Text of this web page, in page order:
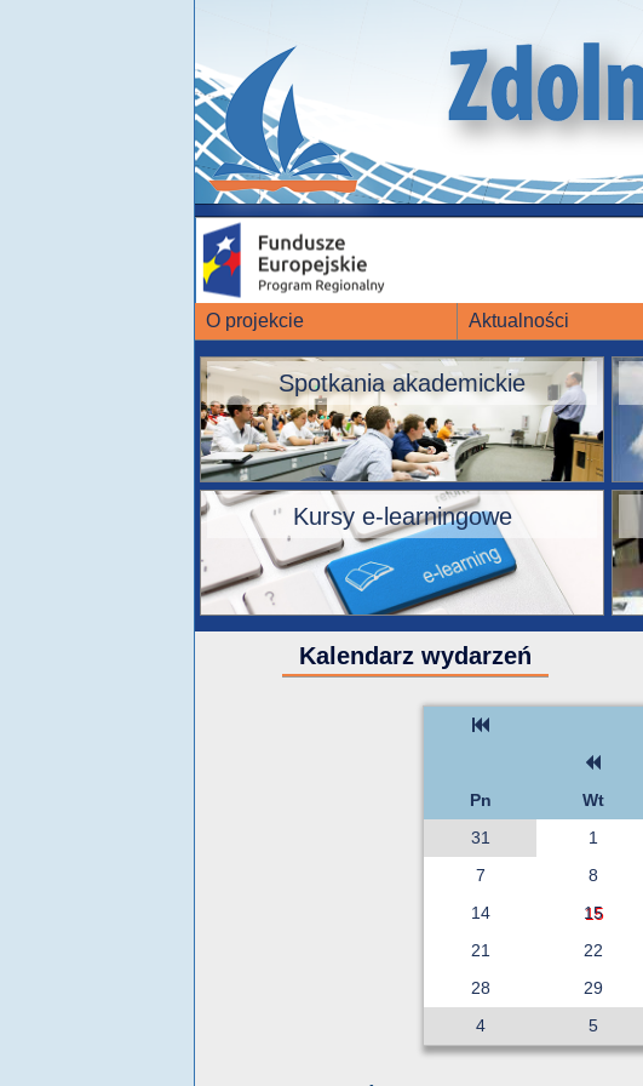
O projekcie Aktualności
Spotkania akademickie
Kursy e-learningowe
Kalendarz wydarzeń
Pn
Wt
31
1
7
8
14
15
21
22
28
29
4
5